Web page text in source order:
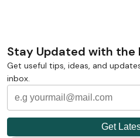
Stay Updated with the
Get useful tips, ideas, and
inbox.